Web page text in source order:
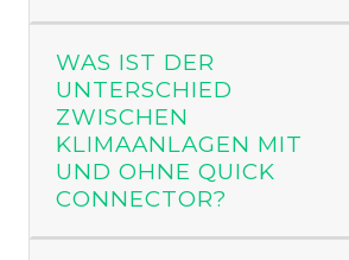
Jetzt Split-Klimaanlagen
kostenlos beraten lassen!
Was ist eine Split-
Eine Split-Klimaanlage besteht
WAS IST DER
UNTERSCHIED
ZWISCHEN
KLIMAANLAGEN MIT
UND OHNE QUICK
CONNECTOR?